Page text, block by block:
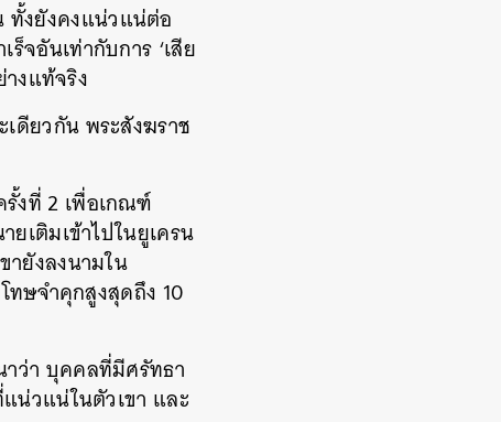
ทั้งยังคงแน่วแน่ต่อ
อันเท่ากับการ ‘เสีย
งแท้จริง
เดียวกัน พระสังฆราช
งที่ 2 เพื่อเกณฑ์
เติมเข้าไปในยูเครน
ยังลงนามใน
ทษจำคุกสูงสุดถึง 10
ว่า บุคคลที่มีศรัทธา
น่วแน่ในตัวเขา และ